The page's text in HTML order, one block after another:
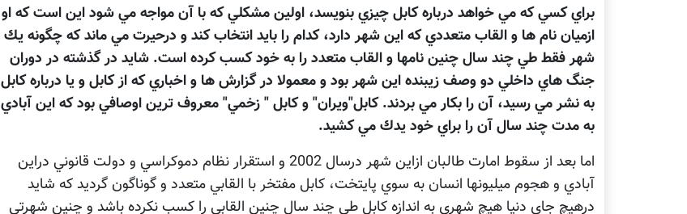
براي كسي كه مي خواهد درباره كابل چيزي بنويسد، اولين مشكلي كه با آن مواجه مي شود اين است كه او
ازميان نام ها و القاب متعددي كه اين شهر دارد، كدام را بايد انتخاب كند و درحيرت مي ماند كه چگونه يك
شهر فقط طي چند سال چنين نامها و القاب متعدد را به خود كسب كرده است. شايد در گذشته در دوران
جنگ هاي داخلي دو وصف زيبنده اين شهر بود و معمولا در گزارش ها و اخباري كه از كابل و يا درباره كابل
به نشر مي رسيد، آن را بكار مي بردند. كابل"ويران" و كابل " زخمي" معروف ترين اوصافي بود كه اين آبادي
به مدت چند سال آن را براي خود يدك مي كشيد.
اما بعد از سقوط امارت طالبان ازاين شهر درسال 2002 و استقرار نظام دموكراسي و دولت قانوني دراين
آبادي و هجوم ميليونها انسان به سوي پايتخت، كابل مفتخر با القابي متعدد و گوناگون گرديد كه شايد
درهيچ جاي دنيا هيچ شهري به اندازه كابل طي چند سال چنين القابي را كسب نكرده باشد و چنين شهرتي